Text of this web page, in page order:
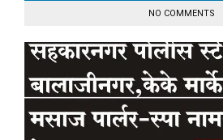
NO COMMENTS